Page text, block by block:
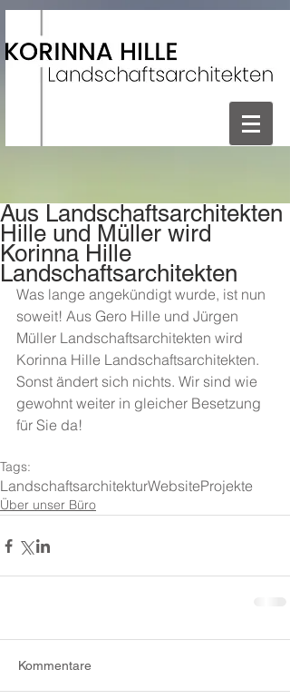
Aus Landschaftsarchitekten
Hille und Müller wird
Korinna Hille
Landschaftsarchitekten
Was lange angekündigt wurde, ist nun
soweit! Aus Gero Hille und Jürgen
Müller Landschaftsarchitekten wird
Korinna Hille Landschaftsarchitekten.
Sonst ändert sich nichts. Wir sind wie
gewohnt weiter in gleicher Besetzung
für Sie da!
Tags:
LandschaftsarchitekturWebsiteProjekte
Über unser Büro
Kommentare